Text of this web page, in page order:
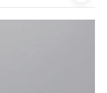
posti, Vansbro giallo